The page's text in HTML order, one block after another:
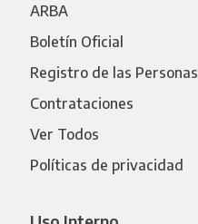
ARBA
Boletín Oficial
Registro de las Personas
Contrataciones
Ver Todos
Políticas de privacidad